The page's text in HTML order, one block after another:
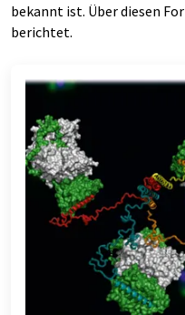
bekannt ist. Über diesen
berichtet.